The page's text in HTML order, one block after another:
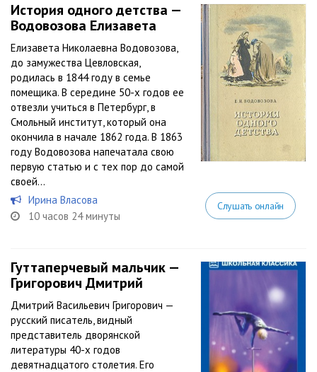
История одного детства —
Водовозова Елизавета
Елизавета Николаевна Водовозова,
до замужества Цевловская,
родилась в 1844 году в семье
помещика. В середине 50-х годов ее
отвезли учиться в Петербург, в
Смольный институт, который она
окончила в начале 1862 года. В 1863
году Водовозова напечатала свою
первую статью и с тех пор до самой
своей...
Ирина Власова
10 часов 24 минуты
Слушать онлайн
Гуттаперчевый мальчик —
Григорович Дмитрий
Дмитрий Васильевич Григорович —
русский писатель, видный
представитель дворянской
литературы 40-х годов
девятнадцатого столетия. Его